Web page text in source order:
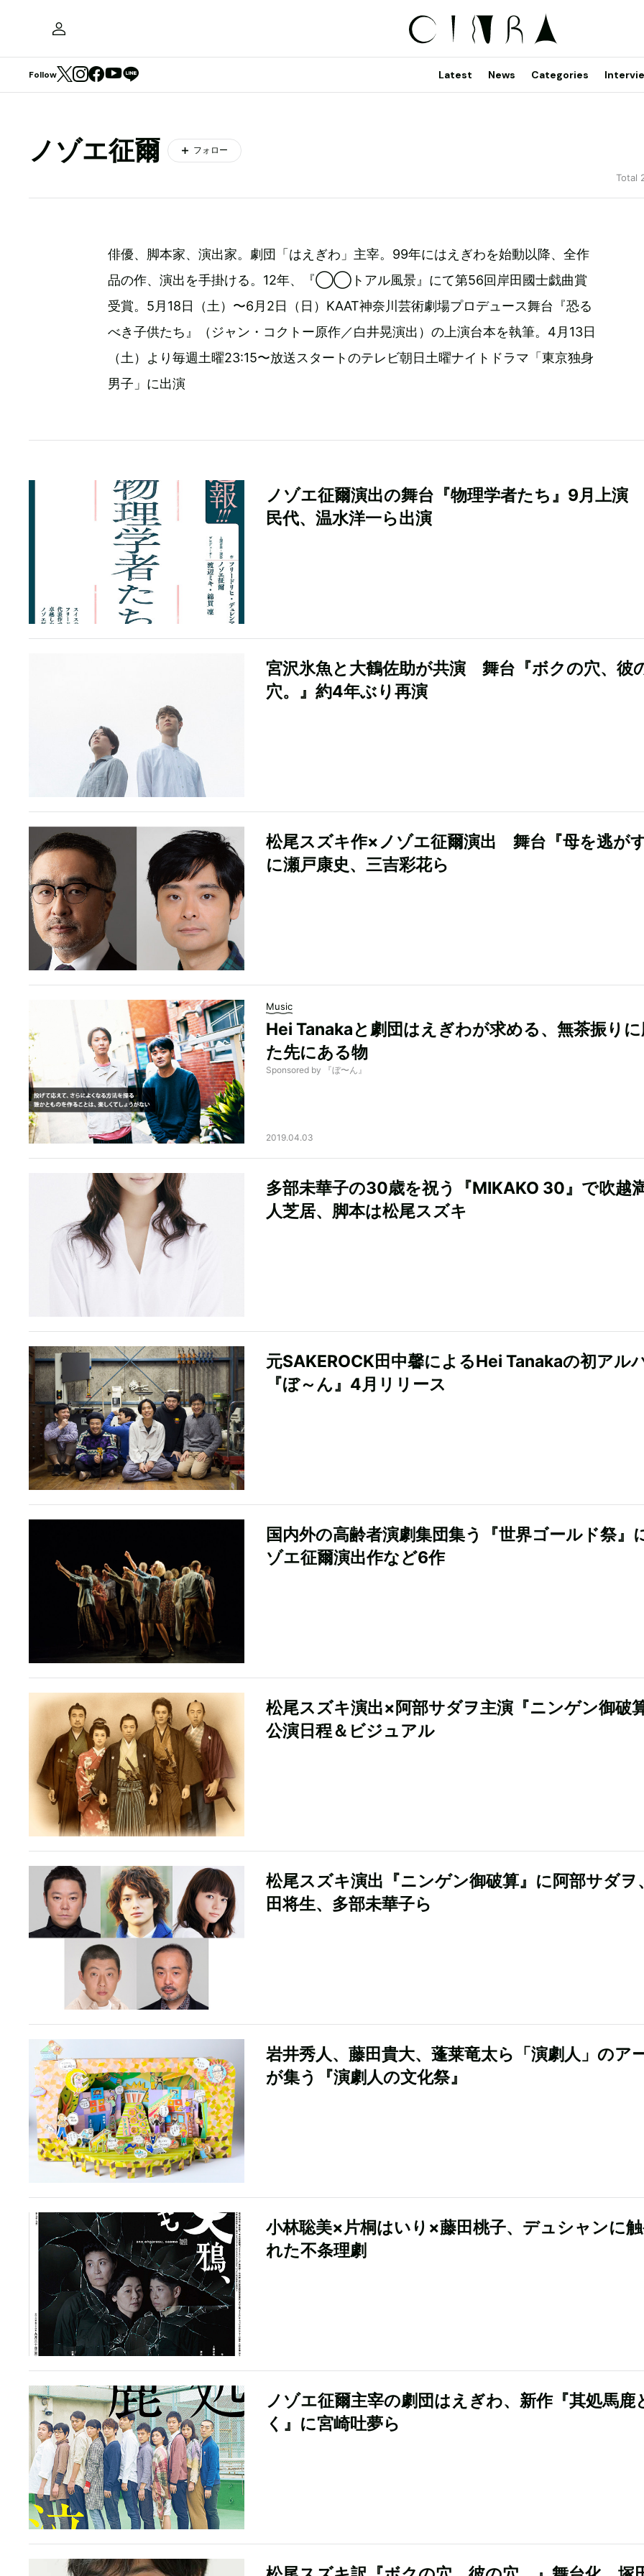
Follow Latest News Categories
ノゾエ征爾 フォロー
Total
俳優、脚本家、演出家。劇団「はえぎわ」主宰。99年にはえぎわを始動以降、全作
品の作、演出を手掛ける。12年、『◯◯トアル風景』にて第56回岸田國士戯曲賞
受賞。5月18日（土）〜6月2日（日）KAAT神奈川芸術劇場プロデュース舞台『恐る
べき子供たち』（ジャン・コクトー原作／白井晃演出）の上演台本を執筆。4月13日
（土）より毎週土曜23:15〜放送スタートのテレビ朝日土曜ナイトドラマ「東京独身
男子」に出演
ノゾエ征爾演出の舞台『物理学者たち』9月上演
民代、温水洋一ら出演
宮沢氷魚と大鶴佐助が共演 舞台『ボクの穴、彼
穴。』約4年ぶり再演
松尾スズキ作×ノゾエ征爾演出 舞台『母を逃が
に瀬戸康史、三吉彩花ら
Music
Hei Tanakaと劇団はえぎわが求める、無茶振り
た先にある物
Sponsored by 『ぼ〜ん』
2019.04.03
多部未華子の30歳を祝う『MIKAKO 30』で吹越
人芝居、脚本は松尾スズキ
元SAKEROCK田中馨によるHei Tanakaの初アル
『ぼ～ん』4月リリース
国内外の高齢者演劇集団集う『世界ゴールド祭』
ゾエ征爾演出作など6作
松尾スズキ演出×阿部サダヲ主演『ニンゲン御破
公演日程＆ビジュアル
松尾スズキ演出『ニンゲン御破算』に阿部サダヲ
田将生、多部未華子ら
岩井秀人、藤田貴大、蓬莱竜太ら「演劇人」のア
が集う『演劇人の文化祭』
小林聡美×片桐はいり×藤田桃子、デュシャンに
れた不条理劇
ノゾエ征爾主宰の劇団はえぎわ、新作『其処馬鹿
く』に宮崎吐夢ら